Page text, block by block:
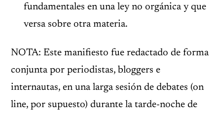
fundamentales en una ley no orgánica y que
versa sobre otra materia.
NOTA: Este manifiesto fue redactado de forma
conjunta por periodistas, bloggers e
internautas, en una larga sesión de debates (on
line, por supuesto) durante la tarde-noche de